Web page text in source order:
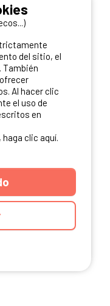
A NUESTRA
del sitio, el
También
Al hacer clic
el uso de
en
clic aquí.